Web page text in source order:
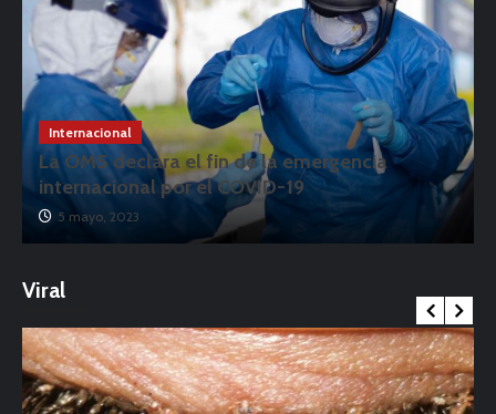
Internacional
La OMS declara el fin de la emergencia
internacional por el COVID-19
5 mayo, 2023
Viral